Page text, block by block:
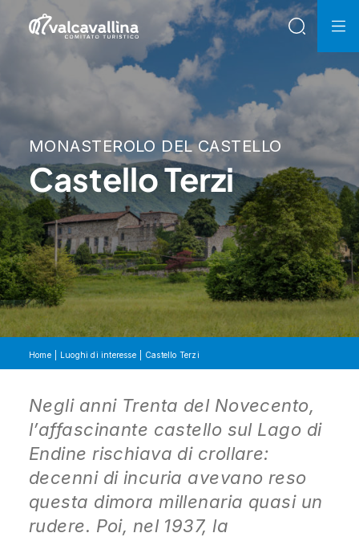
MONASTEROLO DEL CASTELLO
Castello Terzi
Home Luoghi di interesse Castello Terzi
Negli anni Trenta del Novecento,
l’affascinante castello sul Lago di
Endine rischiava di crollare:
decenni di incuria avevano reso
questa dimora millenaria quasi un
rudere. Poi, nel 1937, la